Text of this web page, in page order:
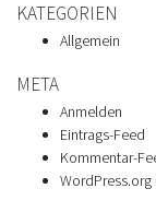
KATEGORIEN
Allgemein
META
Anmelden
Eintrags-Feed
Kommentar-
WordPress.org